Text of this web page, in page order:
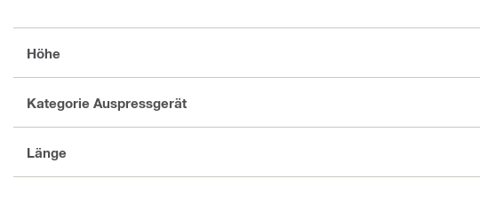
Höhe
Kategorie Auspressgerät
Länge